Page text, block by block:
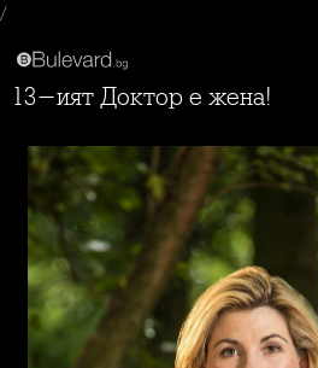
/
13-ият Доктор е жена!